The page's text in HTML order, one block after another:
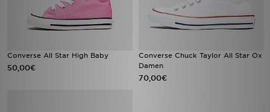
Converse All Star High Baby
50,00€
Converse Chuck Taylor All Star Ox
Damen
70,00€